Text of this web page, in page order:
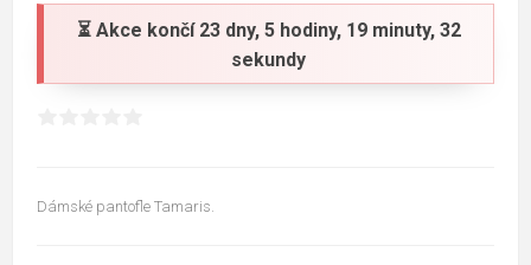
⏳ Akce končí 23 dny, 5 hodiny, 19 minuty, 31
sekundy
Dámské pantofle Tamaris.